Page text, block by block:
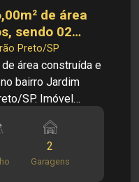
de área
sendo 02
Cecília,
Preto/SP
área construída e
bairro Jardim
Imóvel
conforto,
dos
quartos, sendo 02
2
Garagens